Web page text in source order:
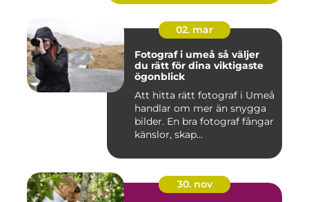
02. mar
Fotograf i umeå så väljer
du rätt för dina viktigaste
ögonblick
Att hitta rätt fotograf i Umeå
handlar om mer än snygga
bilder. En bra fotograf fångar
känslor, skap...
30. nov